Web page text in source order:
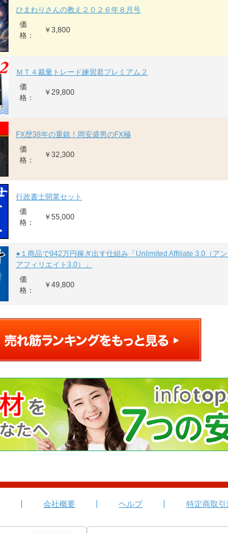
ひまわりさんの教え２０２６年８月号
価
格：
￥3,800
ＭＴ４裁量トレード練習君プレミアム２
価
格：
￥29,800
FX歴38年の重鎮！岡安盛男のFX極
価
格：
￥32,300
行政書士開業セット
価
格：
￥55,000
●１商品で942万円稼ぎ出す仕組み「Unlimited Affiliate 3.0（ア
アフィリエイト3.0）」
価
格：
￥49,800
会社概要 ヘルプ 特定商取